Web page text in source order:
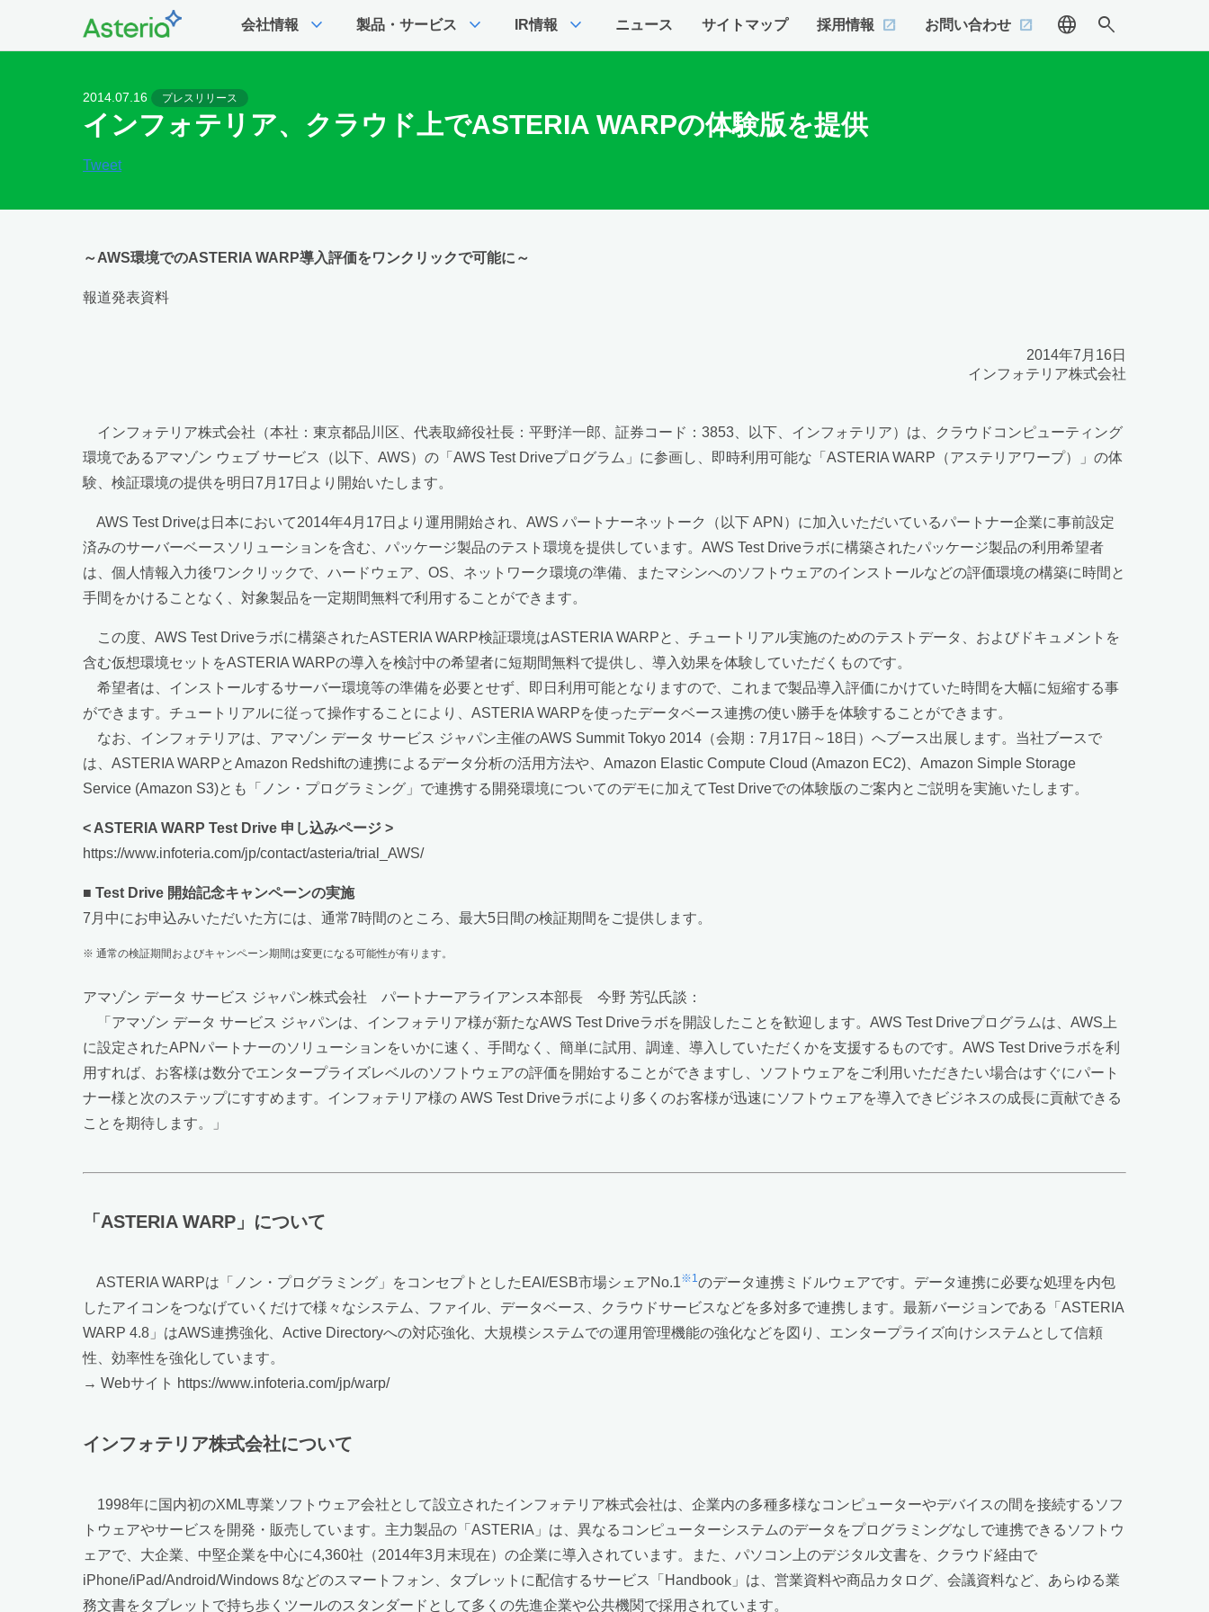
会社情報 expand_more 製品・サービス expand_more IR情報 expand_more ニュース サイトマップ 採用情報 お問い合わせ language search
2014.07.16 プレスリリース
インフォテリア、クラウド上でASTERIA WARPの体験版を提供
Tweet
～AWS環境でのASTERIA WARP導入評価をワンクリックで可能に～
報道発表資料
2014年7月16日
インフォテリア株式会社
インフォテリア株式会社（本社：東京都品川区、代表取締役社長：平野洋一郎、証券コード：3853、以下、インフォテリア）は、クラウドコンピューティング
環境であるアマゾン ウェブ サービス（以下、AWS）の「AWS Test Driveプログラム」に参画し、即時利用可能な「ASTERIA WARP（アステリアワープ）」の体
験、検証環境の提供を明日7月17日より開始いたします。
AWS Test Driveは日本において2014年4月17日より運用開始され、AWS パートナーネットーク（以下 APN）に加入いただいているパートナー企業に事前設定
済みのサーバーベースソリューションを含む、パッケージ製品のテスト環境を提供しています。AWS Test Driveラボに構築されたパッケージ製品の利用希望者
は、個人情報入力後ワンクリックで、ハードウェア、OS、ネットワーク環境の準備、またマシンへのソフトウェアのインストールなどの評価環境の構築に時間と
手間をかけることなく、対象製品を一定期間無料で利用することができます。
この度、AWS Test Driveラボに構築されたASTERIA WARP検証環境はASTERIA WARPと、チュートリアル実施のためのテストデータ、およびドキュメントを
含む仮想環境セットをASTERIA WARPの導入を検討中の希望者に短期間無料で提供し、導入効果を体験していただくものです。
希望者は、インストールするサーバー環境等の準備を必要とせず、即日利用可能となりますので、これまで製品導入評価にかけていた時間を大幅に短縮する事
ができます。チュートリアルに従って操作することにより、ASTERIA WARPを使ったデータベース連携の使い勝手を体験することができます。
なお、インフォテリアは、アマゾン データ サービス ジャパン主催のAWS Summit Tokyo 2014（会期：7月17日～18日）へブース出展します。当社ブースで
は、ASTERIA WARPとAmazon Redshiftの連携によるデータ分析の活用方法や、Amazon Elastic Compute Cloud (Amazon EC2)、Amazon Simple Storage
Service (Amazon S3)とも「ノン・プログラミング」で連携する開発環境についてのデモに加えてTest Driveでの体験版のご案内とご説明を実施いたします。
< ASTERIA WARP Test Drive 申し込みページ >
https://www.infoteria.com/jp/contact/asteria/trial_AWS/
■ Test Drive 開始記念キャンペーンの実施
7月中にお申込みいただいた方には、通常7時間のところ、最大5日間の検証期間をご提供します。
※ 通常の検証期間およびキャンペーン期間は変更になる可能性が有ります。
アマゾン データ サービス ジャパン株式会社 パートナーアライアンス本部長 今野 芳弘氏談：
「アマゾン データ サービス ジャパンは、インフォテリア様が新たなAWS Test Driveラボを開設したことを歓迎します。AWS Test Driveプログラムは、AWS上
に設定されたAPNパートナーのソリューションをいかに速く、手間なく、簡単に試用、調達、導入していただくかを支援するものです。AWS Test Driveラボを利
用すれば、お客様は数分でエンタープライズレベルのソフトウェアの評価を開始することができますし、ソフトウェアをご利用いただきたい場合はすぐにパート
ナー様と次のステップにすすめます。インフォテリア様の AWS Test Driveラボにより多くのお客様が迅速にソフトウェアを導入できビジネスの成長に貢献できる
ことを期待します。」
「ASTERIA WARP」について
ASTERIA WARPは「ノン・プログラミング」をコンセプトとしたEAI/ESB市場シェアNo.1※1のデータ連携ミドルウェアです。データ連携に必要な処理を内包
したアイコンをつなげていくだけで様々なシステム、ファイル、データベース、クラウドサービスなどを多対多で連携します。最新バージョンである「ASTERIA
WARP 4.8」はAWS連携強化、Active Directoryへの対応強化、大規模システムでの運用管理機能の強化などを図り、エンタープライズ向けシステムとして信頼
性、効率性を強化しています。
→ Webサイト https://www.infoteria.com/jp/warp/
インフォテリア株式会社について
1998年に国内初のXML専業ソフトウェア会社として設立されたインフォテリア株式会社は、企業内の多種多様なコンピューターやデバイスの間を接続するソフ
トウェアやサービスを開発・販売しています。主力製品の「ASTERIA」は、異なるコンピューターシステムのデータをプログラミングなしで連携できるソフトウ
ェアで、大企業、中堅企業を中心に4,360社（2014年3月末現在）の企業に導入されています。また、パソコン上のデジタル文書を、クラウド経由で
iPhone/iPad/Android/Windows 8などのスマートフォン、タブレットに配信するサービス「Handbook」は、営業資料や商品カタログ、会議資料など、あらゆる業
務文書をタブレットで持ち歩くツールのスタンダードとして多くの先進企業や公共機関で採用されています。